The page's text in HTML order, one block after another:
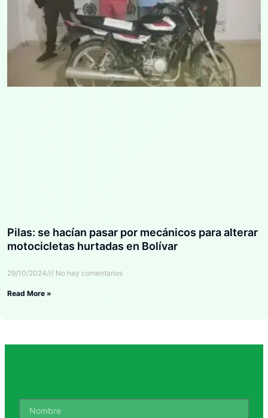
Pilas: se hacían pasar por mecánicos para alterar
motocicletas hurtadas en Bolívar
29/10/2024 No hay comentarios
Read More »